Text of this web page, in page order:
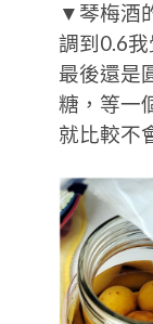
▼琴梅酒
調到0.6
最後還是
糖，等一
就比較不